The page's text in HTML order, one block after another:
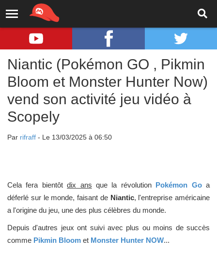
Niantic (Pokémon GO , Pikmin
Bloom et Monster Hunter Now)
vend son activité jeu vidéo à
Scopely
Par rifraff - Le 13/03/2025 à 06:50
Cela fera bientôtdix ans que la révolution Pokémon Goa
déferlé sur le monde, faisant deNiantic, l'entreprise américaine
a l'origine du jeu, une des plus célèbres du monde.
Depuis d'autres jeux ont suivi avec plus ou moins de succès
comme Pikmin Bloom et Monster Hunter NOW...